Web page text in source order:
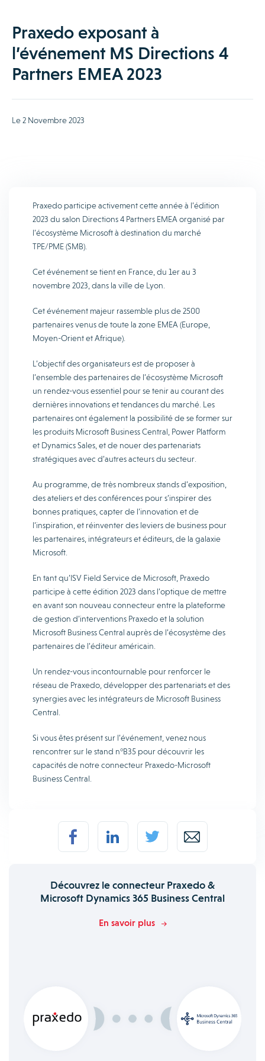
Praxedo exposant à
l’événement MS Directions 4
Partners EMEA 2023
Le 2 Novembre 2023
Praxedo participe activement cette année à l’édition
2023 du salon Directions 4 Partners EMEA organisé par
l’écosystème Microsoft à destination du marché
TPE/PME (SMB).
Cet événement se tient en France, du 1er au 3
novembre 2023, dans la ville de Lyon.
Cet événement majeur rassemble plus de 2500
partenaires venus de toute la zone EMEA (Europe,
Moyen-Orient et Afrique).
L’objectif des organisateurs est de proposer à
l’ensemble des partenaires de l’écosystème Microsoft
un rendez-vous essentiel pour se tenir au courant des
dernières innovations et tendances du marché. Les
partenaires ont également la possibilité de se former sur
les produits Microsoft Business Central, Power Platform
et Dynamics Sales, et de nouer des partenariats
stratégiques avec d’autres acteurs du secteur.
Au programme, de très nombreux stands d’exposition,
des ateliers et des conférences pour s’inspirer des
bonnes pratiques, capter de l’innovation et de
l’inspiration, et réinventer des leviers de business pour
les partenaires, intégrateurs et éditeurs, de la galaxie
Microsoft.
En tant qu’ISV Field Service de Microsoft, Praxedo
participe à cette édition 2023 dans l’optique de mettre
en avant son nouveau connecteur entre la plateforme
de gestion d’interventions Praxedo et la solution
Microsoft Business Central auprès de l’écosystème des
partenaires de l’éditeur américain.
Un rendez-vous incontournable pour renforcer le
réseau de Praxedo, développer des partenariats et des
synergies avec les intégrateurs de Microsoft Business
Central.
Si vous êtes présent sur l’événement, venez nous
rencontrer sur le stand n°B35 pour découvrir les
capacités de notre connecteur Praxedo-Microsoft
Business Central.
Découvrez le connecteur Praxedo &
Microsoft Dynamics 365 Business Central
En savoir plus